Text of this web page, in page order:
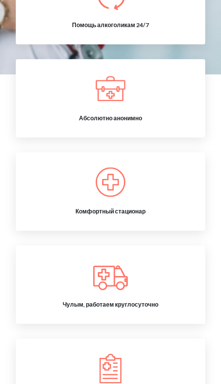
Помощь алкоголикам 24/7
Абсолютно анонимно
Комфортный стационар
Чулым, работаем круглосуточно